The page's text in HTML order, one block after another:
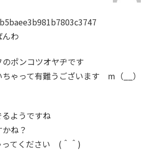
わ
ポンコツオヤヂです
ちゃって有難うございます m（__）
ようですね
ね？
ってください (＾＾)